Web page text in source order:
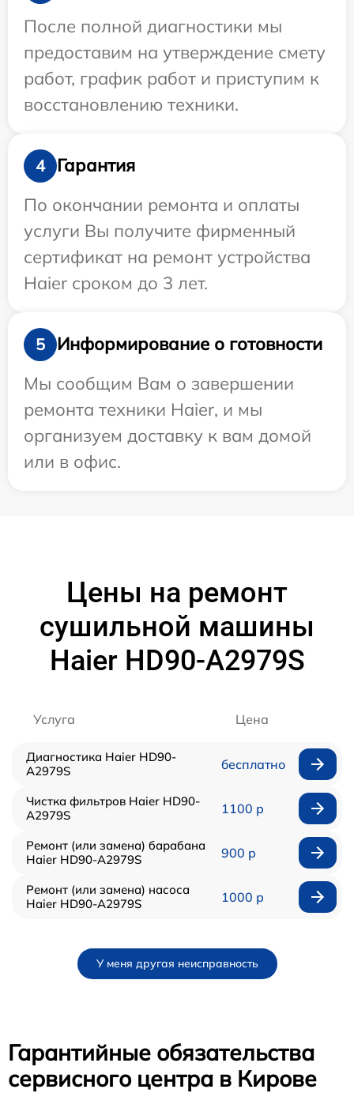
После полной диагностики мы
предоставим на утверждение смету
работ, график работ и приступим к
восстановлению техники.
4
Гарантия
По окончании ремонта и оплаты
услуги Вы получите фирменный
сертификат на ремонт устройства
Haier сроком до 3 лет.
5
Информирование о готовности
Мы сообщим Вам о завершении
ремонта техники Haier, и мы
организуем доставку к вам домой
или в офис.
Цены на ремонт
сушильной машины
Haier HD90-A2979S
Услуга Цена
Диагностика Haier HD90-
A2979S
бесплатно
Чистка фильтров Haier HD90-
A2979S
1100 р
Ремонт (или замена) барабана
Haier HD90-A2979S
900 р
Ремонт (или замена) насоса
Haier HD90-A2979S
1000 р
У меня другая неисправность
Гарантийные обязательства
сервисного центра в Кирове